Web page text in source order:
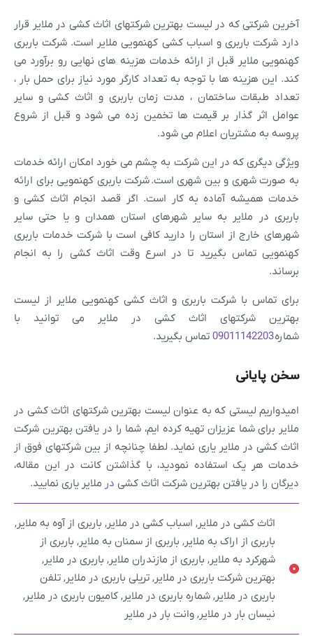
آخرین شرکتی که در لیست بهترین شرکتهای اثاث کشی در ملایر قرار
دارد شرکت باربری و اسباب کشی کهنمویی ملایر است. شرکت باربری
کهنمویی ملایر قبل از ارائه خدمات هزینه های نهایی رو برآورد می
کند. این هزینه ها با توجه به تعداد کارگر مورد نیاز برای حمل بار ،
تعداد طبقات ساختمان ، مدت زمان باربری و اثاث کشی و سایر
عوامل اثر گذار بر قیمت ها تخمین زده می شود و قبل از شروع
پروسه به مشتریان اعلام می شود.
ویژگی دیگری که در این شرکت به چشم می خورد امکان ارائه خدمات
به صورت شهری و بین شهری است. شرکت باربری کهنمویی برای ارائه
خدمات همیشه آماده به کار است. اگر قصد انجام اثاث کشی و
باربری در ملایر به سایر شهرهای استان همدان و یا حتی سایر
شهرهای خارج از استان را دارید کافی است با شرکت خدمات باربری
کهنمویی تماس بگیرید تا در اسرع وقت اثاث کشی را به انجام
برساند.
برای تماس با شرکت باربری و اثاث کشی کهنمویی ملایر از لیست
بهترین شرکتهای اثاث کشی در ملایر می توانید با
شماره09011142203 تماس بگیرید.
سخن پایانی
امیدواریم لیستی که به عنوان لیست بهترین شرکتهای اثاث کشی در
ملایر برای شما عزیزان تهیه کرده ایم، شما را در یافتن بهترین شرکت
اثاث کشی در ملایر یاری نماید. لطفا چنانچه از بین شرکتهای فوق از
خدمات هر یک استفاده نمودید، با گذاشتن کانت در این مقاله،
دیرگان را در یافتن بهترین شرکت اثاث کشی در ملایر یاری نمایید.
اثاث کشی در ملایر, اسباب کشی در ملایر, باربری از آوه به ملایر,
باربری از اراک به ملایر, باربری از سمنان به ملایر, باربری از
شهرکرد به ملایر, باربری از مازندران ملایر, باربری در ملایر,
بهترین شرکت باربری در ملایر, تریلی باربری در ملایر, تلفن
باربری در ملایر, شماره باربری در ملایر, کامیون باربری در ملایر,
نیسان بار در ملایر, وانت بار در ملایر